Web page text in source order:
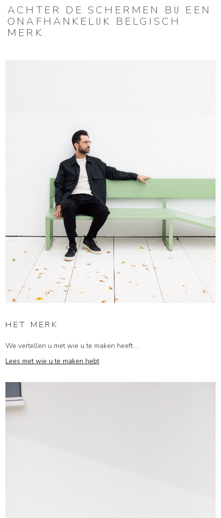
ACHTER DE SCHERMEN BIJ EEN
ONAFHANKELIJK BELGISCH
MERK
HET MERK
We vertellen u met wie u te maken heeft ...
Lees met wie u te maken hebt